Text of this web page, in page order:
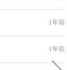
1年前
1年前